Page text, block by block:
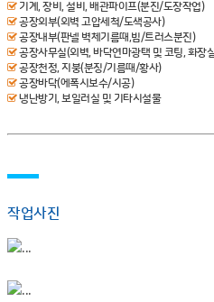
기계, 장비, 설비, 배관파이프(분진/도장작업)
공장외부(외벽 고압세척/도색공사)
공장내부(판넬 벽체기름때,빔/트러스분진)
공장사무실(외벽, 바닥연마광택 및 코팅, 화장
공장천정, 지붕(분징/기름때/황사)
공장바닥(에폭시보수/시공)
냉난방기, 보일러실 및 기타시설물
작업사진